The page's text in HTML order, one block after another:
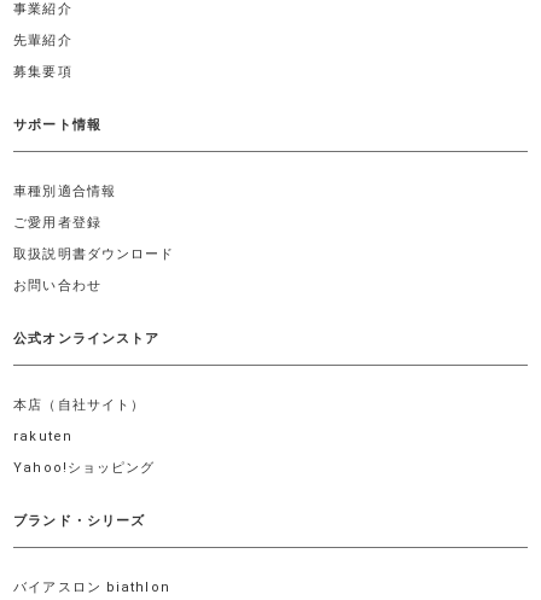
事業紹介
先輩紹介
募集要項
サポート情報
車種別適合情報
ご愛用者登録
取扱説明書ダウンロード
お問い合わせ
公式オンラインストア
本店（自社サイト）
rakuten
Yahoo!ショッピング
ブランド・シリーズ
バイアスロン biathlon